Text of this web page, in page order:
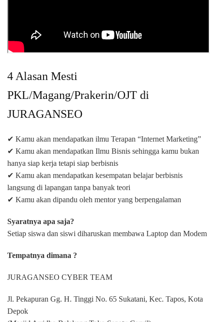
4 Alasan Mesti
PKL/Magang/Prakerin/OJT di
JURAGANSEO
✔ Kamu akan mendapatkan ilmu Terapan “Internet Marketing”
✔ Kamu akan mendapatkan Ilmu Bisnis sehingga kamu bukan
hanya siap kerja tetapi siap berbisnis
✔ Kamu akan mendapatkan kesempatan belajar berbisnis
langsung di lapangan tanpa banyak teori
✔ Kamu akan dipandu oleh mentor yang berpengalaman
Syaratnya apa saja?
Setiap siswa dan siswi diharuskan membawa Laptop dan Modem
Tempatnya dimana ?
JURAGANSEO CYBER TEAM
Jl. Pekapuran Gg. H. Tinggi No. 65 Sukatani, Kec. Tapos, Kota
Depok